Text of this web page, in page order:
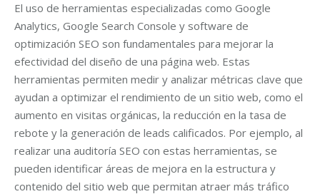
El uso de herramientas especializadas como Google
Analytics, Google Search Console y software de
optimización SEO son fundamentales para mejorar la
efectividad del diseño de una página web. Estas
herramientas permiten medir y analizar métricas clave que
ayudan a optimizar el rendimiento de un sitio web, como el
aumento en visitas orgánicas, la reducción en la tasa de
rebote y la generación de leads calificados. Por ejemplo, al
realizar una auditoría SEO con estas herramientas, se
pueden identificar áreas de mejora en la estructura y
contenido del sitio web que permitan atraer más tráfico